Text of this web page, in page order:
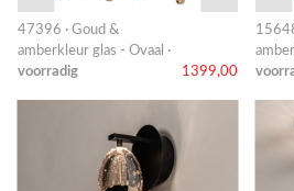
47396 · Goud &
amberkleur glas - Ovaal ·
voorradig
1399,00